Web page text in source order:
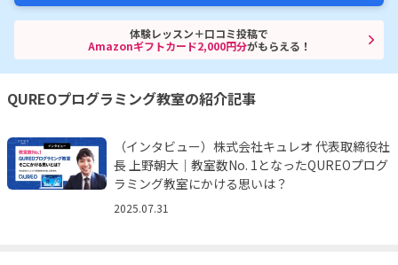
体験レッスン＋口コミ投稿で
Amazonギフトカード2,000円分がもらえる！
QUREOプログラミング教室の紹介記事
（インタビュー）株式会社キュレオ 代表取締役社
長 上野朝大｜教室数No. 1となったQUREOプログ
ラミング教室にかける思いは？
2025.07.31